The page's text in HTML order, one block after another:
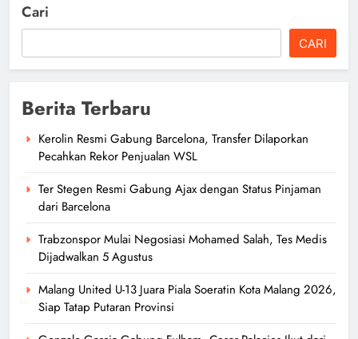
Cari
CARI
Berita Terbaru
Kerolin Resmi Gabung Barcelona, Transfer Dilaporkan
Pecahkan Rekor Penjualan WSL
Ter Stegen Resmi Gabung Ajax dengan Status Pinjaman
dari Barcelona
Trabzonspor Mulai Negosiasi Mohamed Salah, Tes Medis
Dijadwalkan 5 Agustus
Malang United U-13 Juara Piala Soeratin Kota Malang 2026,
Siap Tatap Putaran Provinsi